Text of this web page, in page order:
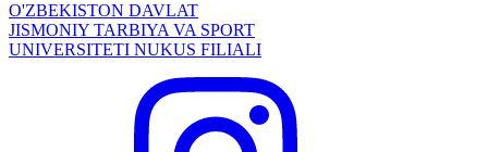
O'ZBEKISTON DAVLAT
JISMONIY TARBIYA VA SPORT
UNIVERSITETI NUKUS FILIALI